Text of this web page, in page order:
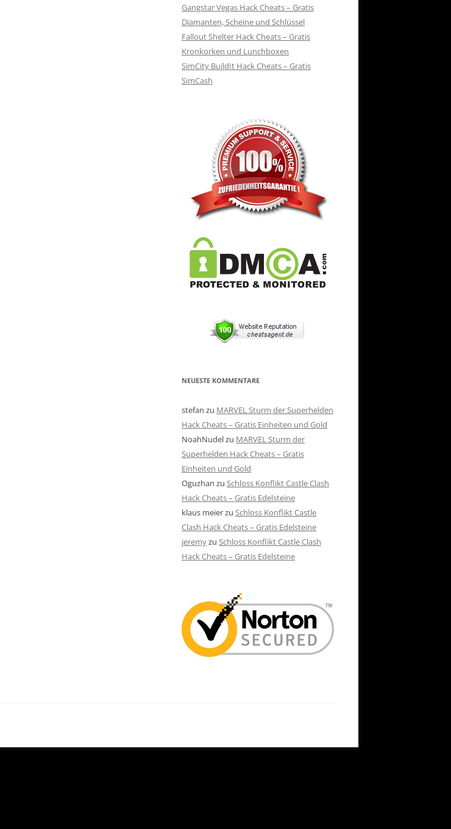
Gangstar Vegas Hack Cheats – Gratis
Diamanten, Scheine und Schlüssel
Fallout Shelter Hack Cheats – Gratis
Kronkorken und Lunchboxen
SimCity BuildIt Hack Cheats – Gratis
SimCash
NEUESTE KOMMENTARE
stefan zu MARVEL Sturm der Superhelden
Hack Cheats – Gratis Einheiten und Gold
NoahNudelzu MARVEL Sturm der
Superhelden Hack Cheats – Gratis
Einheiten und Gold
Oguzhan zu Schloss Konflikt Castle Clash
Hack Cheats – Gratis Edelsteine
klaus meierzu Schloss Konflikt Castle
Clash Hack Cheats – Gratis Edelsteine
jeremyzu Schloss Konflikt Castle Clash
Hack Cheats – Gratis Edelsteine